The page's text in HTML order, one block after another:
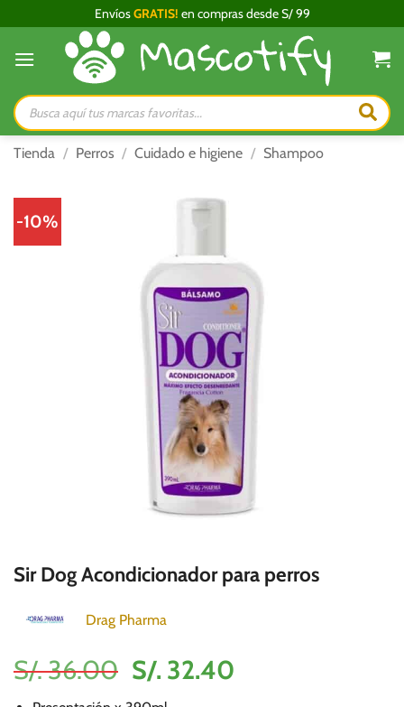
al
contenido
EnvíosGRATIS! en compras desde S/ 99
Búsqueda
de
productos
Tienda / Perros / Cuidado e higiene / Shampoo
-10%
Sir Dog Acondicionador para perros
Drag Pharma
S/.36.00 El
precio
S/. 32.40El